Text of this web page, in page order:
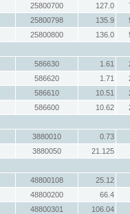
25800700 127.0
25800798 135.9
25800800 136.0
586630 1.61
586620 1.71
586610 10.51
586600 10.62
3880010
0.73
3880050
21.125
48800108
25.12
48800200
66.4
48800301
106.04